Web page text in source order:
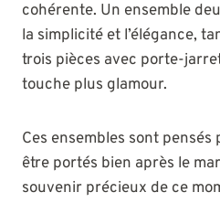
cohérente. Un ensemble
la simplicité et l’élégance,
trois pièces avec porte-
touche plus glamour.
Ces ensembles sont
être portés bien après le
souvenir précieux de ce